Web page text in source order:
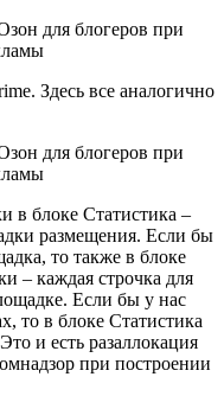
Здесь все аналогично
в блоке Статистика –
размещения. Если бы
то также в блоке
– каждая строчка для
Если бы у нас
то в блоке Статистика
и есть разаллокация
при построении